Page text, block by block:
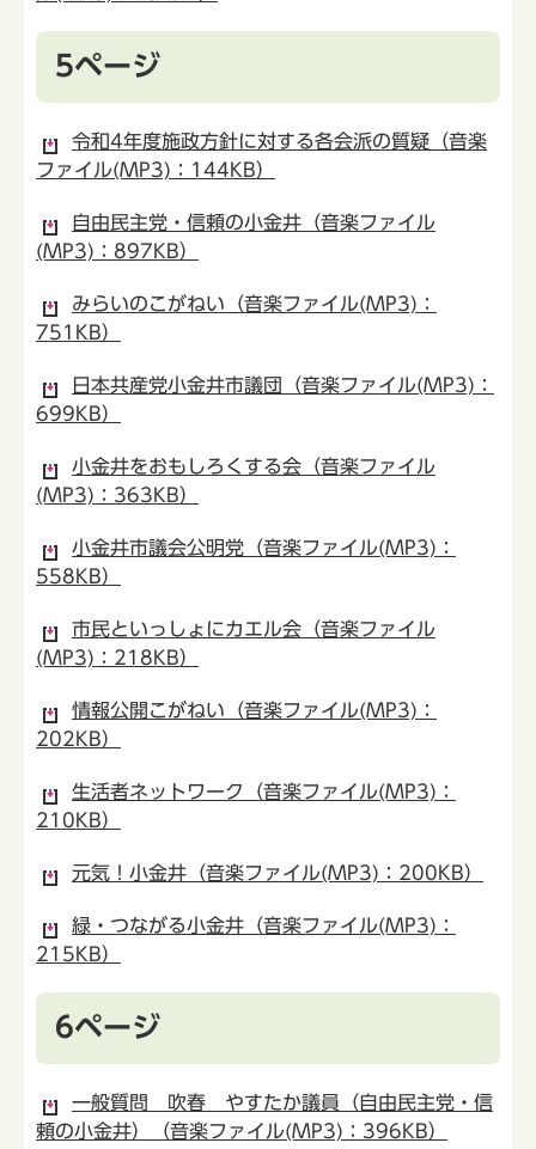
5ページ
令和4年度施政方針に対する各会派の質疑（音楽
ファイル(MP3)：144KB）
自由民主党・信頼の小金井（音楽ファイル
(MP3)：897KB）
みらいのこがねい（音楽ファイル(MP3)：
751KB）
日本共産党小金井市議団（音楽ファイル(MP3)：
699KB）
小金井をおもしろくする会（音楽ファイル
(MP3)：363KB）
小金井市議会公明党（音楽ファイル(MP3)：
558KB）
市民といっしょにカエル会（音楽ファイル
(MP3)：218KB）
情報公開こがねい（音楽ファイル(MP3)：
202KB）
生活者ネットワーク（音楽ファイル(MP3)：
210KB）
元気！小金井（音楽ファイル(MP3)：200KB）
緑・つながる小金井（音楽ファイル(MP3)：
215KB）
6ページ
一般質問 吹春 やすたか議員（自由民主党・信
頼の小金井）（音楽ファイル(MP3)：396KB）